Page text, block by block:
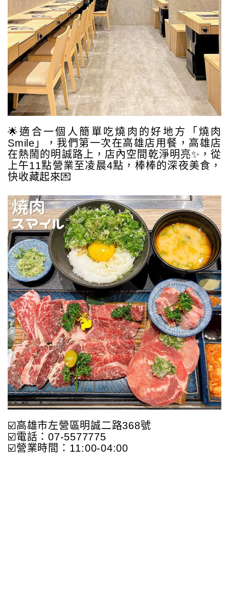
🌟適合一個人簡單吃燒肉的好地方「燒肉
Smile」，我們第一次在高雄店用餐，高雄店
在熱鬧的明誠路上，店內空間乾淨明亮✨，從
上午11點營業至凌晨4點，棒棒的深夜美食，
快收藏起來💌
☑️高雄市左營區明誠二路368號
☑️電話：07-5577775
☑️營業時間：11:00-04:00